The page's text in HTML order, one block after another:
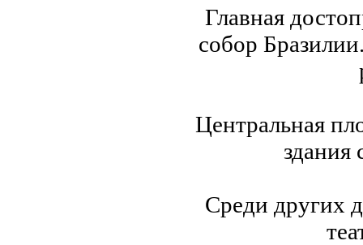
Главная
собор
Центральная
здания
Среди других